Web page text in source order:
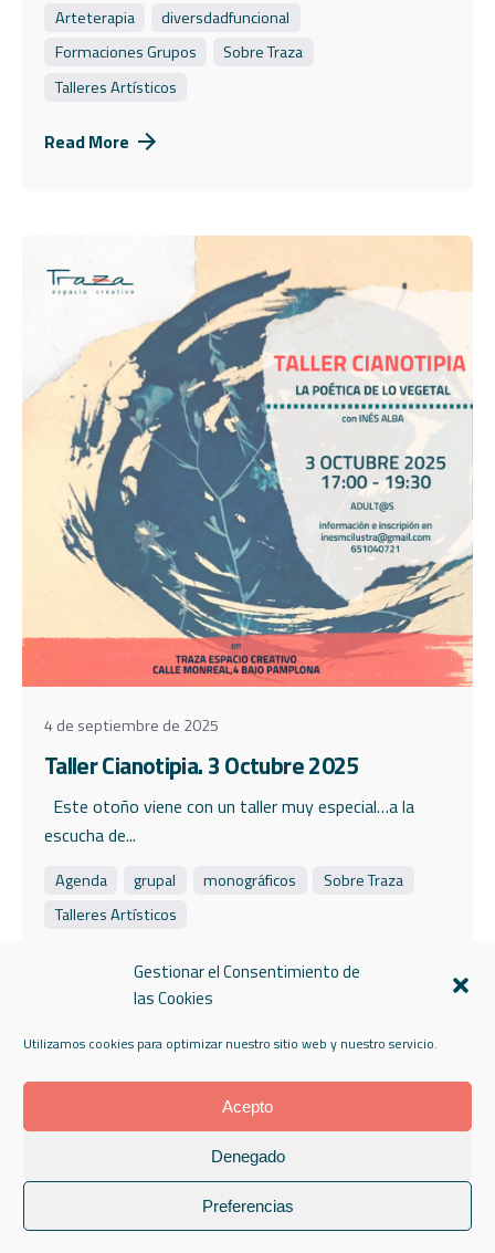
Gestionar el Consentimiento de
las Cookies
Utilizamos cookies para optimizar nuestro sitio web y nuestro servicio.
Acepto
Denegado
Preferencias
Arteterapia
diversdadfuncional
Formaciones Grupos
Sobre Traza
Talleres Artísticos
Read More
4 de septiembre de 2025
Taller Cianotipia. 3 Octubre 2025
Este otoño viene con un taller muy especial…a la
escucha de...
Agenda grupal monográficos
Sobre Traza
Talleres Artísticos